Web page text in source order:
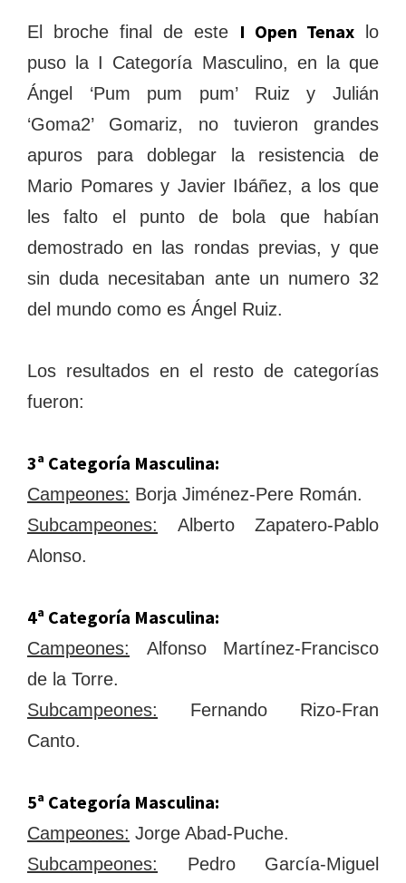
El broche final de este I Open Tenax lo
puso la I Categoría Masculino, en la que
Ángel ‘Pum pum pum’ Ruiz y Julián
‘Goma2’ Gomariz, no tuvieron grandes
apuros para doblegar la resistencia de
Mario Pomares y Javier Ibáñez, a los que
les falto el punto de bola que habían
demostrado en las rondas previas, y que
sin duda necesitaban ante un numero 32
del mundo como es Ángel Ruiz.
Los resultados en el resto de categorías
fueron:
3ª Categoría Masculina:
Campeones: Borja Jiménez-Pere Román.
Subcampeones: Alberto Zapatero-Pablo
Alonso.
4ª Categoría Masculina:
Campeones: Alfonso Martínez-Francisco
de la Torre.
Subcampeones: Fernando Rizo-Fran
Canto.
5ª Categoría Masculina:
Campeones: Jorge Abad-Puche.
Subcampeones: Pedro García-Miguel